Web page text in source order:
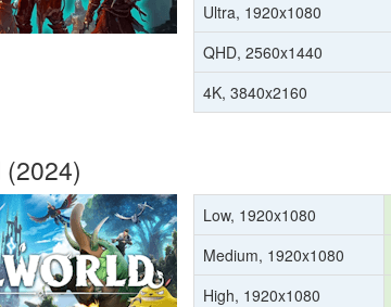
Ultra, 1920x1080
QHD, 2560x1440
4K, 3840x2160
(2024)
Low, 1920x1080
Medium, 1920x1080
High, 1920x1080